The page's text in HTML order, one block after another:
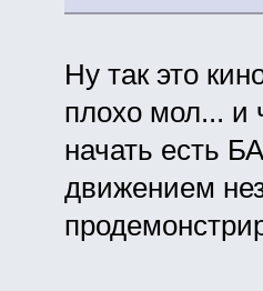
Ну так это
плохо мол... и
начать есть
движением